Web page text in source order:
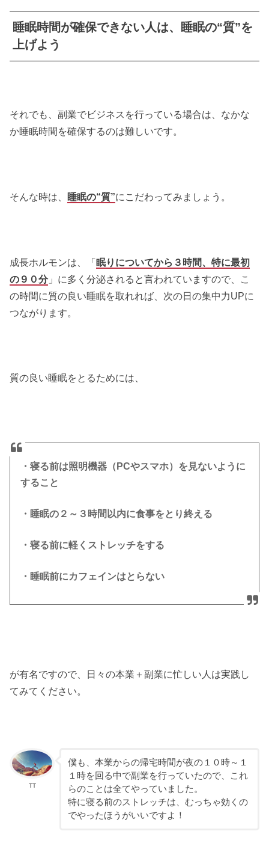
睡眠時間が確保できない人は、睡眠の“質”を
上げよう
それでも、副業でビジネスを行っている場合は、なかな
か睡眠時間を確保するのは難しいです。
そんな時は、 睡眠の“質”にこだわってみましょう。
成長ホルモンは、「眠りについてから３時間、特に最初
の９０分」に多く分泌されると言われていますので、こ
の時間に質の良い睡眠を取れれば、次の日の集中力UPに
つながります。
質の良い睡眠をとるためには、
・寝る前は照明機器（PCやスマホ）を見ないように
すること
・睡眠の２～３時間以内に食事をとり終える
・寝る前に軽くストレッチをする
・睡眠前にカフェインはとらない
が有名ですので、日々の本業＋副業に忙しい人は実践し
てみてください。
TT
僕も、本業からの帰宅時間が夜の１０時～１
１時を回る中で副業を行っていたので、これ
らのことは全てやっていました。
特に寝る前のストレッチは、むっちゃ効くの
でやったほうがいいですよ！